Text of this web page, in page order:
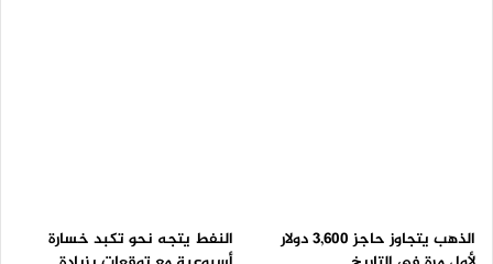
الذهب يتجاوز حاجز 3,600 دولار
النفط يتجه نحو تكبد خسارة